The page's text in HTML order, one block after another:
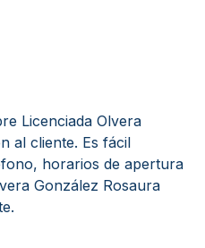
Licenciada Olvera
al cliente. Es fácil
horarios de apertura
González Rosaura